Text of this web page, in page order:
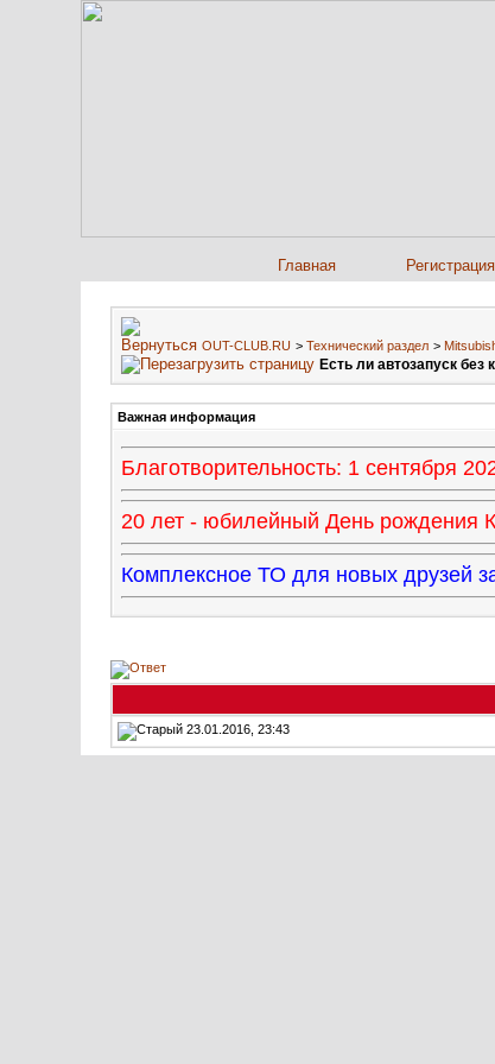
Главная Регистрация
OUT-CLUB.RU > Технический раздел >
Есть ли автозапуск без
Важная информация
Благотворительность: 1 сентября
20 лет - юбилейный День рождения
Комплексное ТО для новых
23.01.2016, 23:43